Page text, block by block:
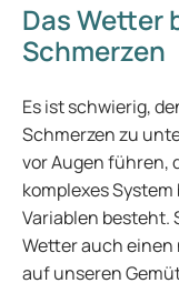
Das Wetter
Schmerzen
Es ist schwierig,
Schmerzen zu
vor Augen führen,
komplexes
Variablen besteht.
Wetter auch
auf unseren